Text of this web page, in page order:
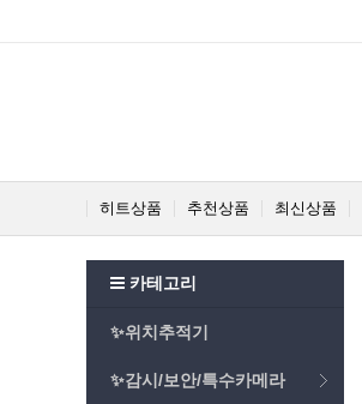
히트상품 추천상품 최신상품
카테고리
✨위치추적기
✨감시/보안/특수카메라